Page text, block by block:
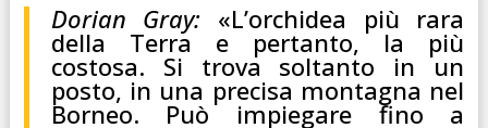
Dorian Gray: «L’orchidea più rara
della Terra e pertanto, la più
costosa. Si trova soltanto in un
posto, in una precisa montagna nel
Borneo. Può impiegare fino a